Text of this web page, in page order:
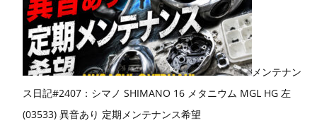
メンテナン
ス日記#2407：シマノ SHIMANO 16 メタニウム MGL HG 左
(03533) 異音あり 定期メンテナンス希望